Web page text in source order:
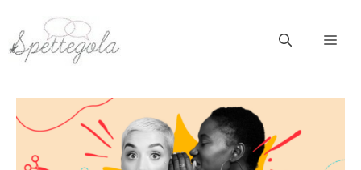
contenuto